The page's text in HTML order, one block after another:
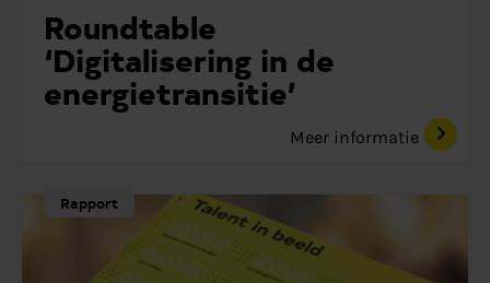
Roundtable
‘Digitalisering in de
energietransitie’
Meer informatie
Rapport